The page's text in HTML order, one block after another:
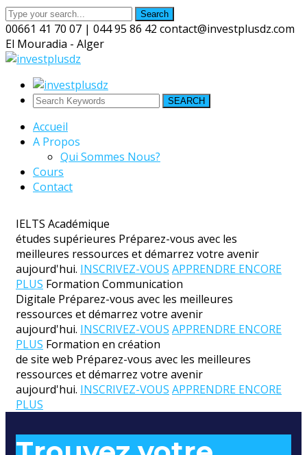
Search
00661 41 70 07 | 044 95 86 42 contact@investplusdz.com
El Mouradia - Alger
Twitter
Facebook
LinkedIn
SEARCH
Accueil
A Propos
Qui Sommes Nous?
Cours
Contact
IELTS Académique
études supérieures Préparez-vous avec les
meilleures ressources et démarrez votre avenir
aujourd'hui. INSCRIVEZ-VOUS APPRENDRE ENCORE
PLUS Formation Communication
Digitale Préparez-vous avec les meilleures
ressources et démarrez votre avenir
aujourd'hui. INSCRIVEZ-VOUS APPRENDRE ENCORE
PLUS Formation en création
de site web Préparez-vous avec les meilleures
ressources et démarrez votre avenir
aujourd'hui. INSCRIVEZ-VOUS APPRENDRE ENCORE
PLUS